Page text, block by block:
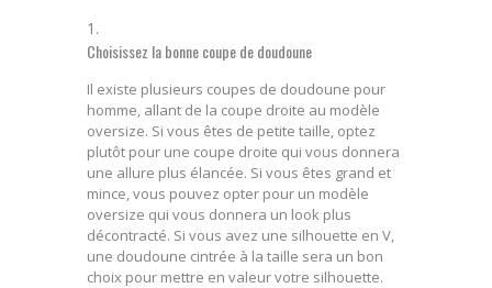
Choisissez la bonne coupe de doudoune
Il existe plusieurs coupes de doudoune pour
homme, allant de la coupe droite au modèle
oversize. Si vous êtes de petite taille, optez
plutôt pour une coupe droite qui vous donnera
une allure plus élancée. Si vous êtes grand et
mince, vous pouvez opter pour un modèle
oversize qui vous donnera un look plus
décontracté. Si vous avez une silhouette en V,
une doudoune cintrée à la taille sera un bon
choix pour mettre en valeur votre silhouette.